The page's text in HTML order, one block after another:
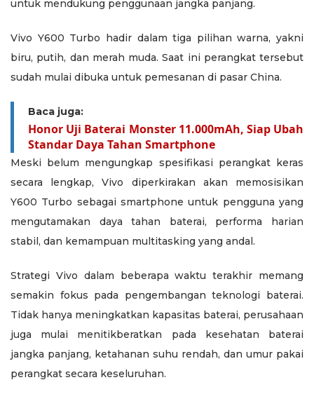
untuk mendukung penggunaan jangka panjang.
Vivo Y600 Turbo hadir dalam tiga pilihan warna, yakni
biru, putih, dan merah muda. Saat ini perangkat tersebut
sudah mulai dibuka untuk pemesanan di pasar China.
Baca juga:
Honor Uji Baterai Monster 11.000mAh, Siap Ubah
Standar Daya Tahan Smartphone
Meski belum mengungkap spesifikasi perangkat keras
secara lengkap, Vivo diperkirakan akan memosisikan
Y600 Turbo sebagai smartphone untuk pengguna yang
mengutamakan daya tahan baterai, performa harian
stabil, dan kemampuan multitasking yang andal.
Strategi Vivo dalam beberapa waktu terakhir memang
semakin fokus pada pengembangan teknologi baterai.
Tidak hanya meningkatkan kapasitas baterai, perusahaan
juga mulai menitikberatkan pada kesehatan baterai
jangka panjang, ketahanan suhu rendah, dan umur pakai
perangkat secara keseluruhan.